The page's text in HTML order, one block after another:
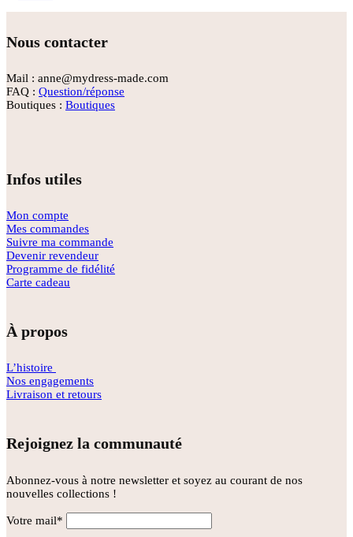
Nous contacter
Mail : anne@mydress-made.com
FAQ : Question/réponse
Boutiques : Boutiques
Infos utiles
Mon compte
Mes commandes
Suivre ma commande
Devenir revendeur
Programme de fidélité
Carte cadeau
À propos
L’histoire
Nos engagements
Livraison et retours
Rejoignez la communauté
Abonnez-vous à notre newsletter et soyez au courant de nos
nouvelles collections !
Votre mail*